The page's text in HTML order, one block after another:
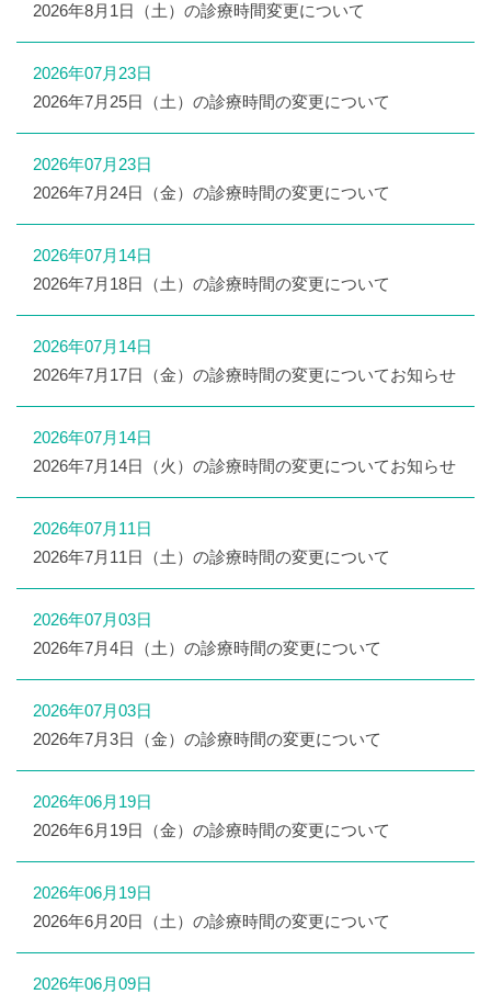
2026年8月1日（土）の診療時間変更について
2026年07月23日
2026年7月25日（土）の診療時間の変更について
2026年07月23日
2026年7月24日（金）の診療時間の変更について
2026年07月14日
2026年7月18日（土）の診療時間の変更について
2026年07月14日
2026年7月17日（金）の診療時間の変更についてお知らせ
2026年07月14日
2026年7月14日（火）の診療時間の変更についてお知らせ
2026年07月11日
2026年7月11日（土）の診療時間の変更について
2026年07月03日
2026年7月4日（土）の診療時間の変更について
2026年07月03日
2026年7月3日（金）の診療時間の変更について
2026年06月19日
2026年6月19日（金）の診療時間の変更について
2026年06月19日
2026年6月20日（土）の診療時間の変更について
2026年06月09日